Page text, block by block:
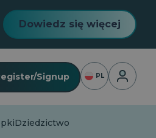
Dowiedz się więcej
Signup PL
Dziedzictwo